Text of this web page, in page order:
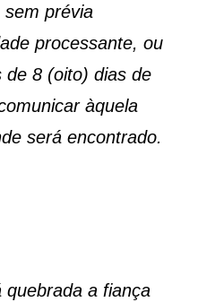
sem prévia
processante, ou
de 8 (oito) dias de
àquela
será encontrado.
a fiança